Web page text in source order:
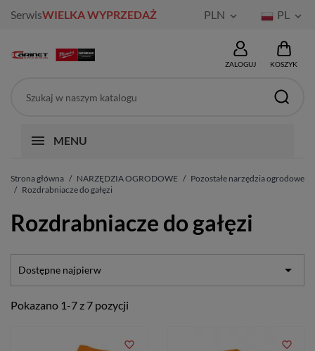
SerwisWIELKA WYPRZEDAŻ PLN  PL 
ZALOGUJ KOSZYK
MENU
Strona główna NARZĘDZIA OGRODOWE
Pozostałe narzędzia ogrodowe
Rozdrabniacze do gałęzi
Rozdrabniacze do gałęzi
Dostępne najpierw 
Pokazano 1-7 z 7 pozycji
favorite_border favorite_border